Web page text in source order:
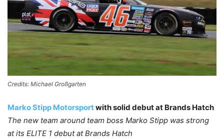
Credits: Michael Großgarten
Marko Stipp Motorsportwith solid debut at Brands Hatch
The new team around team boss Marko Stipp was strong
at its ELITE 1 debut at Brands Hatch